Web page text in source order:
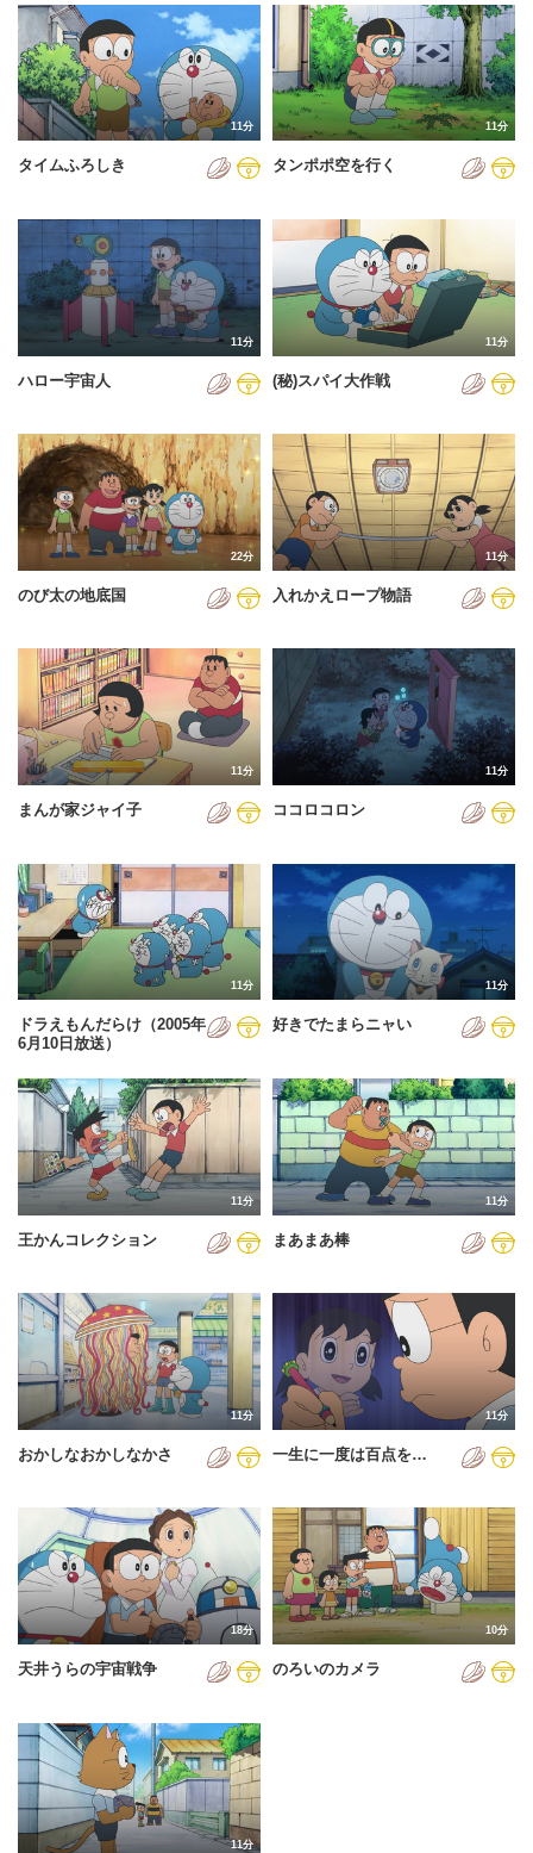
2024年
2025年
2026年
11分
タイムふろしき
11分
タンポポ空を行く
11分
ハロー宇宙人
11分
(秘)スパイ大作戦
22分
のび太の地底国
11分
入れかえロープ物語
11分
まんが家ジャイ子
11分
ココロコロン
11分
ドラえもんだらけ（2005年
6月10日放送）
11分
好きでたまらニャい
11分
王かんコレクション
11分
まあまあ棒
11分
おかしなおかしなかさ
11分
一生に一度は百点を…
18分
天井うらの宇宙戦争
10分
のろいのカメラ
11分